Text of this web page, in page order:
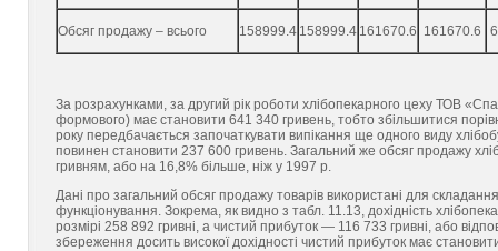
Обсяг продажу – всього 158999.4 158999.4 161670.6 161670.6
За розрахунками, за другий рік роботи хлібопекарного цеху ТОВ
формового) має становити 641 340 гривень, тобто збільшитися
року передбачається започаткувати випікання ще одного виду
повинен становити 237 600 гривень. Загальний же обсяг продажу
гривням, або на 16,8% більше, ніж у 1997 р.
Дані про загальний обсяг продажу товарів використані для
функціонування. Зокрема, як видно з табл. 11.13, дохідність
розмірі 258 892 гривні, а чистий прибуток — 116 733 гривні, або
збереження досить високої дохідності чистий прибуток має